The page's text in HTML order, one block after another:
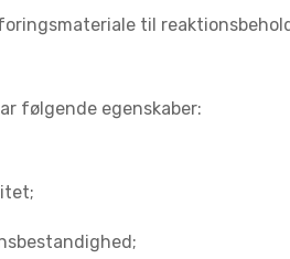
til
følgende egenskaber: